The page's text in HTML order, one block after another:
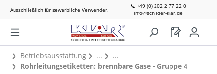
Ausschließlich für gewerbliche Verwender.
📞 +49 (0) 202 2 77 22 0
info@schilder-klar.de
Betriebsausstattung
Rohrleitungsetiketten: brennbare Gase - Gruppe 4